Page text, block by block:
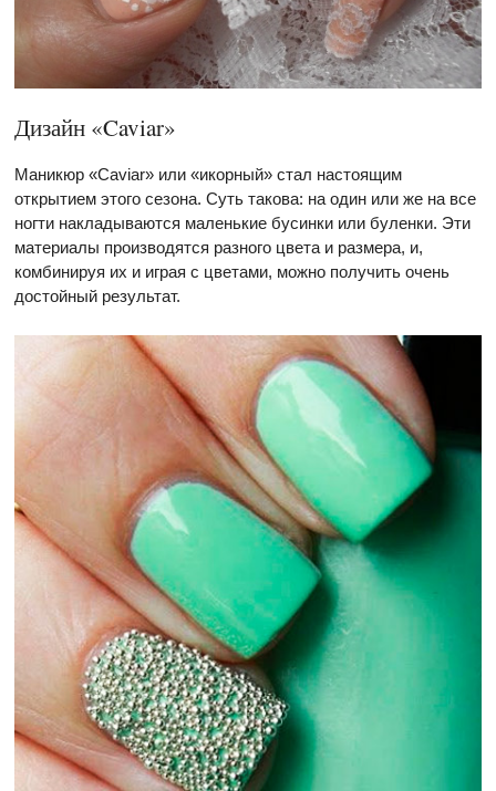
Дизайн «Caviar»
Маникюр «Caviar» или «икорный» стал настоящим
открытием этого сезона. Суть такова: на один или же на все
ногти накладываются маленькие бусинки или буленки. Эти
материалы производятся разного цвета и размера, и,
комбинируя их и играя с цветами, можно получить очень
достойный результат.